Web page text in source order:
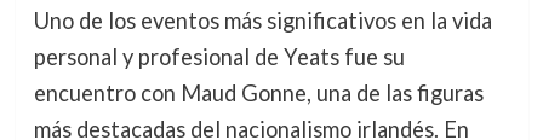
Uno de los eventos más significativos en la vida
personal y profesional de Yeats fue su
encuentro con Maud Gonne, una de las figuras
más destacadas del nacionalismo irlandés. En